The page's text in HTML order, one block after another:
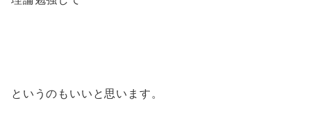
というのもいいと思います。